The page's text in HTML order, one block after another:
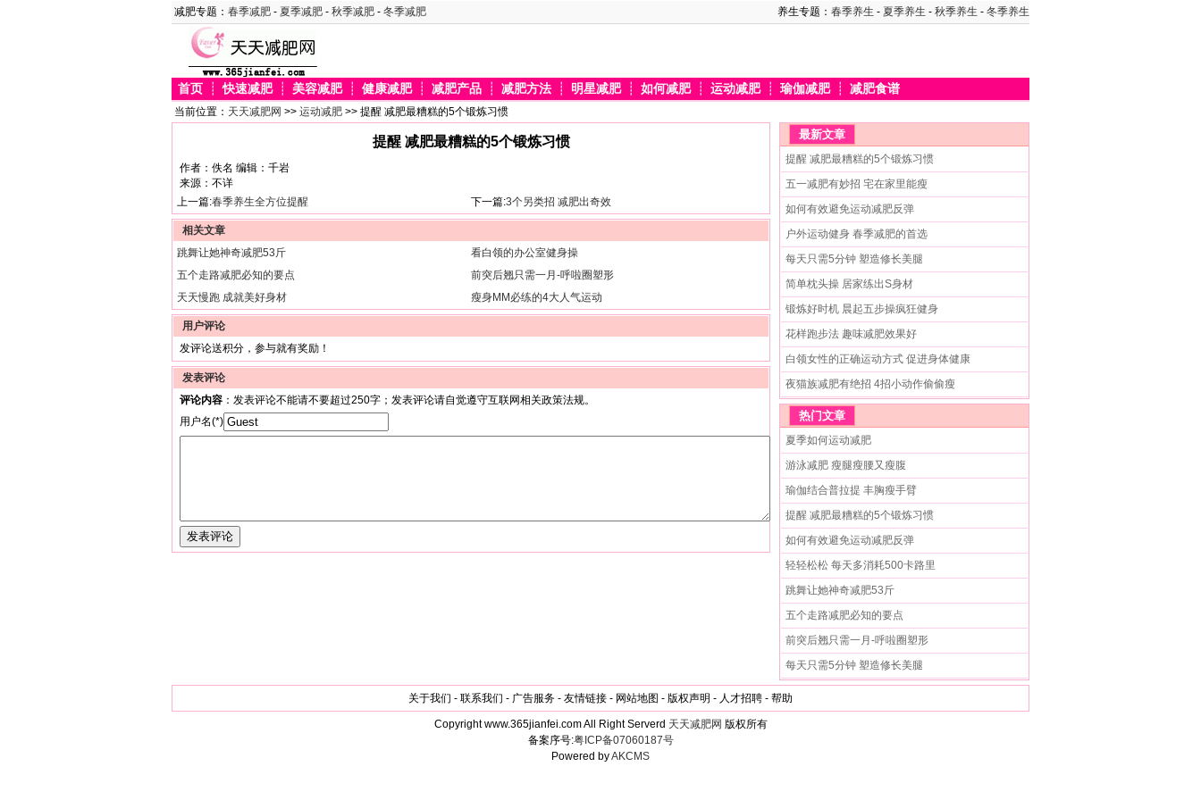
减肥专题： 春季减肥 - 夏季减肥 - 秋季减肥 - 冬季减肥 养生专题： 春季养生 - 夏季养生 - 秋季养生 - 冬季养生
首页 ┊ 快速减肥 ┊ 美容减肥 ┊ 健康减肥 ┊ 减肥产品 ┊ 减肥方法 ┊ 明星减肥 ┊ 如何减肥 ┊ 运动减肥 ┊ 瑜伽减肥 ┊ 减肥食谱
当前位置： 天天减肥网 >> 运动减肥 >> 提醒 减肥最糟糕的5个锻炼习惯
提醒 减肥最糟糕的5个锻炼习惯
作者：佚名 编辑：千岩
来源：不详
上一篇:春季养生全方位提醒 下一篇:3个另类招 减肥出奇效
相关文章
跳舞让她神奇减肥53斤
看白领的办公室健身操
五个走路减肥必知的要点
前突后翘只需一月-呼啦圈塑形
天天慢跑 成就美好身材
瘦身MM必练的4大人气运动
用户评论
发评论送积分，参与就有奖励！
发表评论
评论内容 ：发表评论不能请不要超过250字；发表评论请自觉遵守互联网相关政策法规。
用户名(*)
最新文章
提醒 减肥最糟糕的5个锻炼习惯
五一减肥有妙招 宅在家里能瘦
如何有效避免运动减肥反弹
户外运动健身 春季减肥的首选
每天只需5分钟 塑造修长美腿
简单枕头操 居家练出S身材
锻炼好时机 晨起五步操疯狂健身
花样跑步法 趣味减肥效果好
白领女性的正确运动方式 促进身体健康
夜猫族减肥有绝招 4招小动作偷偷瘦
热门文章
夏季如何运动减肥
游泳减肥 瘦腿瘦腰又瘦腹
瑜伽结合普拉提 丰胸瘦手臂
提醒 减肥最糟糕的5个锻炼习惯
如何有效避免运动减肥反弹
轻轻松松 每天多消耗500卡路里
跳舞让她神奇减肥53斤
五个走路减肥必知的要点
前突后翘只需一月-呼啦圈塑形
每天只需5分钟 塑造修长美腿
关于我们 - 联系我们 - 广告服务 - 友情链接 - 网站地图 - 版权声明 - 人才招聘 - 帮助
Copyright www.365jianfei.com All Right Serverd 天天减肥网 版权所有
备案序号:粤ICP备07060187号
Powered byAKCMS